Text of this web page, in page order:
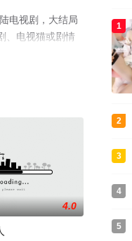
电视剧，大结局
、电视猫或剧情
4.0
1
2
3
4
5